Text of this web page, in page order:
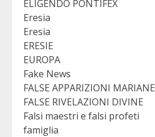
ELIGENDO PONTIFEX
Eresia
Eresia
ERESIE
EUROPA
Fake News
FALSE APPARIZIONI MARIANE
FALSE RIVELAZIONI DIVINE
Falsi maestri e falsi profeti
famiglia